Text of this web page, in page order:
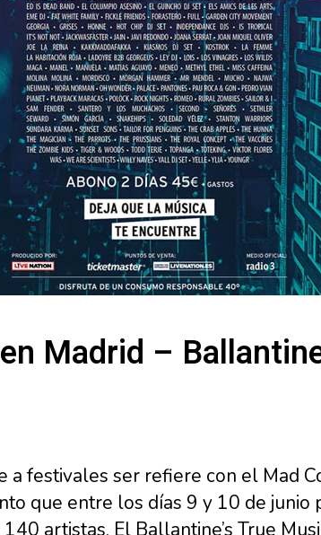
Madrid –
festivales ser refiere con el Mad
que entre los días 9 y 10 de
artistas. El Ballantine’s True